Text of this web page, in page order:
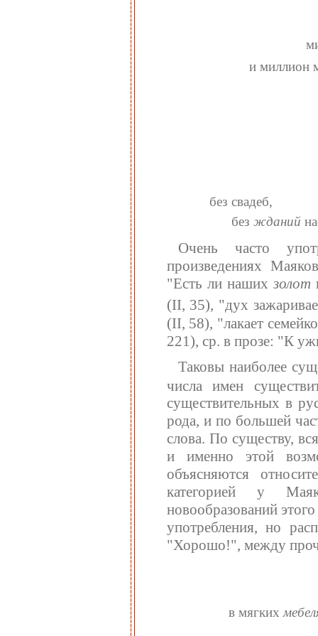
и миллион
без свадеб,
без жданий
Очень часто
произведениях
"Есть ли наших золот
(II, 35), "дух
(II, 58), "лакает
221), ср. в прозе: "К
Таковы наиболее
числа имен
существительных в
рода, и по большей
слова. По существу,
и именно этой
объясняются
категорией у
новообразований
употребления, но
"Хорошо!", между
в мягких